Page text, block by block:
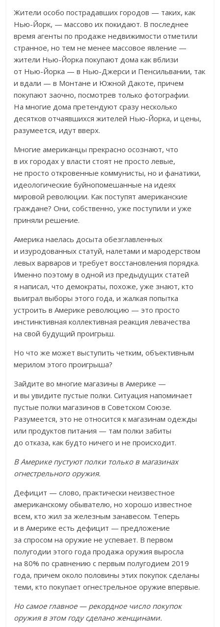
Жители особо пострадавших городов — таких, как
Нью-Йорк, — массово их покидают. В последнее
время агенты по продаже недвижимости отметили
странное, но тем не менее массовое явление —
жители Нью-Йорка покупают дома как вблизи
от Нью-Йорка — в Нью-Джерси и Пенсильвании, так
и вдали — в Монтане и Южной Дакоте, причем
покупают заочно, посмотрев только фотографии.
На многие дома претендуют сразу несколько
десятков отчаявшихся жителей Нью-Йорка, и цены,
разумеется, идут вверх.
Многие американцы прекрасно осознают, что
в их городах у власти стоят не просто левые,
не просто откровенные коммунисты, но и фанатики,
идеологические буйнопомешанные на идеях
мировой революции. Как поступят американские
граждане? Они, собственно, уже поступили и уже
приняли решение.
Америка наелась досыта обезглавленных
и изуродованных статуй, налетами и мародерством
левых варваров и требует восстановления порядка.
Именно поэтому в одной из предыдущих статей
я написал, что демократы, похоже, уже знают, кто
выиграл выборы этого года, и жалкая попытка
устроить в Америке революцию — это просто
инстинктивная коллективная реакция левачества
на свой будущий проигрыш.
Но что же может выступить четким, объективным
мерилом этого проигрыша?
Зайдите во многие магазины в Америке —
и вы увидите пустые полки. Ситуация напоминает
пустые полки магазинов в Советском Союзе.
Разумеется, это не относится к магазинам одежды
или продуктов питания — там полки забиты
до отказа, как будто ничего и не происходит.
В Америке пустуют полки только в магазинах
огнестрельного оружия.
Дефицит — слово, практически неизвестное
американскому обывателю, но хорошо известное
всем, кто жил за железным занавесом. Теперь
и в Америке есть дефицит — предложение
за спросом на оружие не успевает. В первом
полугодии этого года продажа оружия выросла
на 80% по сравнению с первым полугодием 2019
года, причем около половины этих покупок сделаны
теми, кто покупает огнестрельное оружие впервые.
Но самое главное — рекордное число покупок
оружия в этом году сделано женщинами.